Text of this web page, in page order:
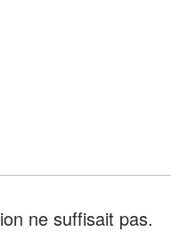
ne suffisait pas.